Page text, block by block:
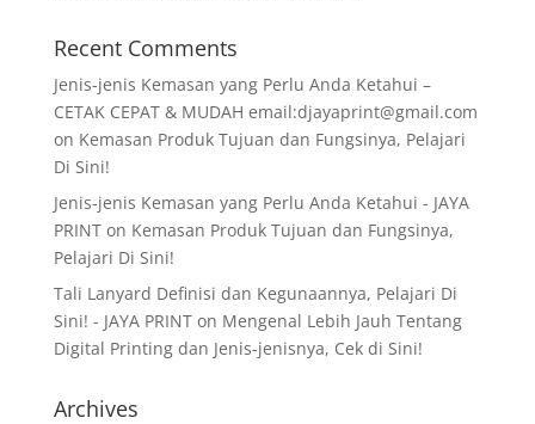
Recent Comments
Jenis-jenis Kemasan yang Perlu Anda Ketahui –
CETAK CEPAT & MUDAH email:djayaprint@gmail.com
on Kemasan Produk Tujuan dan Fungsinya, Pelajari
Di Sini!
Jenis-jenis Kemasan yang Perlu Anda Ketahui - JAYA
PRINTon Kemasan Produk Tujuan dan Fungsinya,
Pelajari Di Sini!
Tali Lanyard Definisi dan Kegunaannya, Pelajari Di
Sini! - JAYA PRINTon Mengenal Lebih Jauh Tentang
Digital Printing dan Jenis-jenisnya, Cek di Sini!
Archives